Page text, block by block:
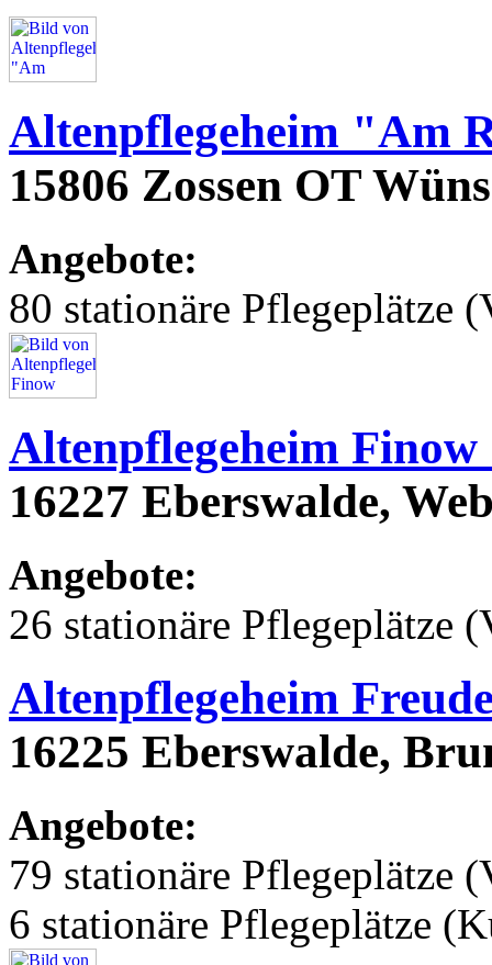
Altenpflegeheim "Am
15806 Zossen OT
Angebote:
80 stationäre Pflegeplätze
Altenpflegeheim
16227 Eberswalde,
Angebote:
26 stationäre Pflegeplätze
Altenpflegeheim
16225 Eberswalde,
Angebote:
79 stationäre Pflegeplätze
6 stationäre Pflegeplätze